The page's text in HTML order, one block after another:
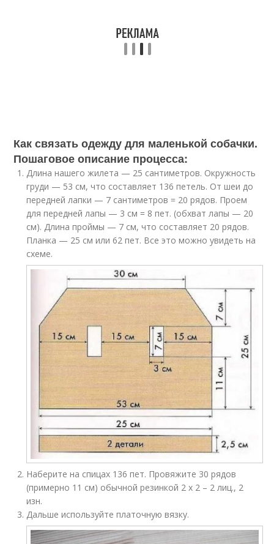
Как связать одежду для маленькой собачки.
Пошаговое описание процесса:
Длина нашего жилета — 25 сантиметров. Окружность
груди — 53 см, что составляет 136 петель. От шеи до
передней лапки — 7 сантиметров = 20 рядов. Проем
для передней лапы — 3 см = 8 пет. (обхват лапы — 20
см). Длина проймы — 7 см, что составляет 20 рядов.
Планка — 25 см или 62 пет. Все это можно увидеть на
схеме.
Наберите на спицах 136 пет. Провяжите 30 рядов
(примерно 11 см) обычной резинкой 2 х 2 – 2 лиц., 2
изн.
Дальше используйте платочную вязку.